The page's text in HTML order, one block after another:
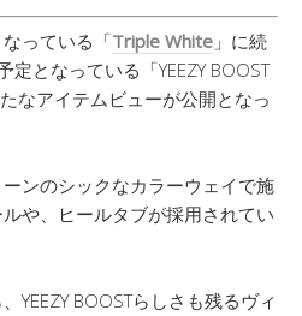
っている「Triple White 」に続
となっている「YEEZY BOOST
なアイテムビューが公開となっ
ンのシックなカラーウェイで施
や、ヒールタブが採用されてい
YEEZY BOOSTらしさも残るヴィ